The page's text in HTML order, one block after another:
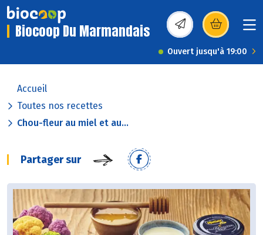
Biocoop Du Marmandais (s’ouvre dans une
Ouvert jusqu'à 19:00
Accueil
Toutes nos recettes
Chou-fleur au miel et au...
Partager sur